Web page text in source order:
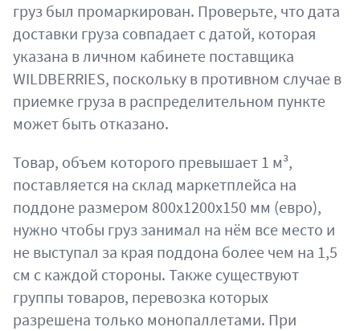
груз был промаркирован. Проверьте, что дата
доставки груза совпадает с датой, которая
указана в личном кабинете поставщика
WILDBERRIES, поскольку в противном случае в
приемке груза в распределительном пункте
может быть отказано.
Товар, объем которого превышает 1 м³,
поставляется на склад маркетплейса на
поддоне размером 800х1200х150 мм (евро),
нужно чтобы груз занимал на нём все место и
не выступал за края поддона более чем на 1,5
см с каждой стороны. Также существуют
группы товаров, перевозка которых
разрешена только монопаллетами. При